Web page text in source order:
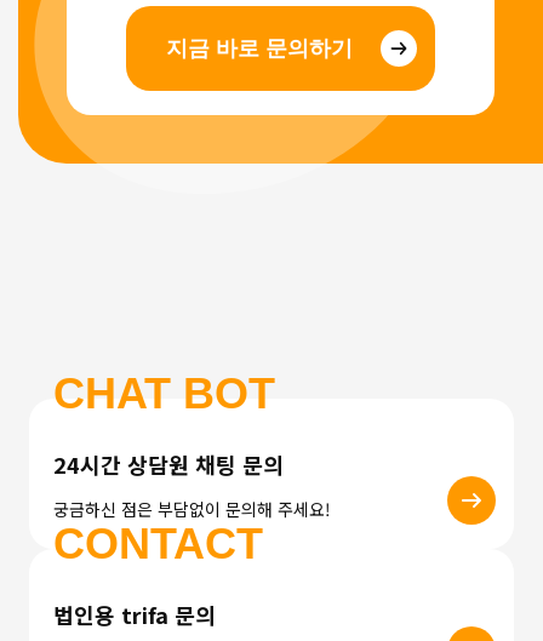
지금 바로 문의하기
CHAT BOT
24시간 상담원 채팅 문의
궁금하신 점은 부담없이 문의해 주세요!
CONTACT
법인용 trifa 문의